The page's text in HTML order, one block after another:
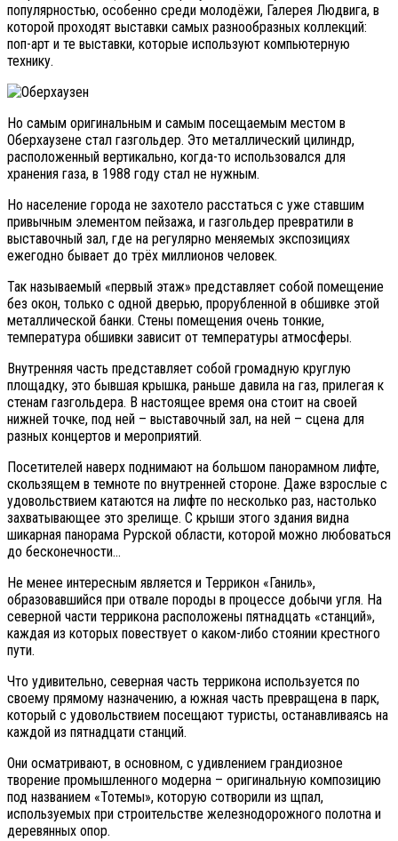
популярностью, особенно среди молодёжи, Галерея Людвига, в
которой проходят выставки самых разнообразных коллекций:
поп-арт и те выставки, которые используют компьютерную
технику.
Но самым оригинальным и самым посещаемым местом в
Оберхаузене стал газгольдер. Это металлический цилиндр,
расположенный вертикально, когда-то использовался для
хранения газа, в 1988 году стал не нужным.
Но население города не захотело расстаться с уже ставшим
привычным элементом пейзажа, и газгольдер превратили в
выставочный зал, где на регулярно меняемых экспозициях
ежегодно бывает до трёх миллионов человек.
Так называемый «первый этаж» представляет собой помещение
без окон, только с одной дверью, прорубленной в обшивке этой
металлической банки. Стены помещения очень тонкие,
температура обшивки зависит от температуры атмосферы.
Внутренняя часть представляет собой громадную круглую
площадку, это бывшая крышка, раньше давила на газ, прилегая к
стенам газгольдера. В настоящее время она стоит на своей
нижней точке, под ней – выставочный зал, на ней – сцена для
разных концертов и мероприятий.
Посетителей наверх поднимают на большом панорамном лифте,
скользящем в темноте по внутренней стороне. Даже взрослые с
удовольствием катаются на лифте по несколько раз, настолько
захватывающее это зрелище. С крыши этого здания видна
шикарная панорама Рурской области, которой можно любоваться
до бесконечности…
Не менее интересным является и Террикон «Ганиль»,
образовавшийся при отвале породы в процессе добычи угля. На
северной части террикона расположены пятнадцать «станций»,
каждая из которых повествует о каком-либо стоянии крестного
пути.
Что удивительно, северная часть террикона используется по
своему прямому назначению, а южная часть превращена в парк,
который с удовольствием посещают туристы, останавливаясь на
каждой из пятнадцати станций.
Они осматривают, в основном, с удивлением грандиозное
творение промышленного модерна – оригинальную композицию
под названием «Тотемы», которую сотворили из щпал,
используемых при строительстве железнодорожного полотна и
деревянных опор.